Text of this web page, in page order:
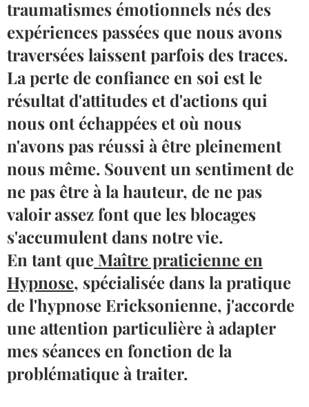
traumatismes émotionnels nés des
expériences passées que nous avons
traversées laissent parfois des traces.
La perte de confiance en soi est le
résultat d'attitudes et d'actions qui
nous ont échappées et où nous
n'avons pas réussi à être pleinement
nous même. Souvent un sentiment de
ne pas être à la hauteur, de ne pas
valoir assez font que les blocages
s'accumulent dans notre vie.
En tant que Maître praticienne en
Hypnose, spécialisée dans la pratique
de l'hypnose Ericksonienne, j'accorde
une attention particulière à adapter
mes séances en fonction de la
problématique à traiter.